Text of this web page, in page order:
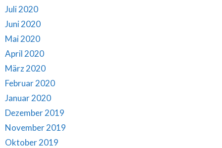
Juli 2020
Juni 2020
Mai 2020
April 2020
März 2020
Februar 2020
Januar 2020
Dezember 2019
November 2019
Oktober 2019